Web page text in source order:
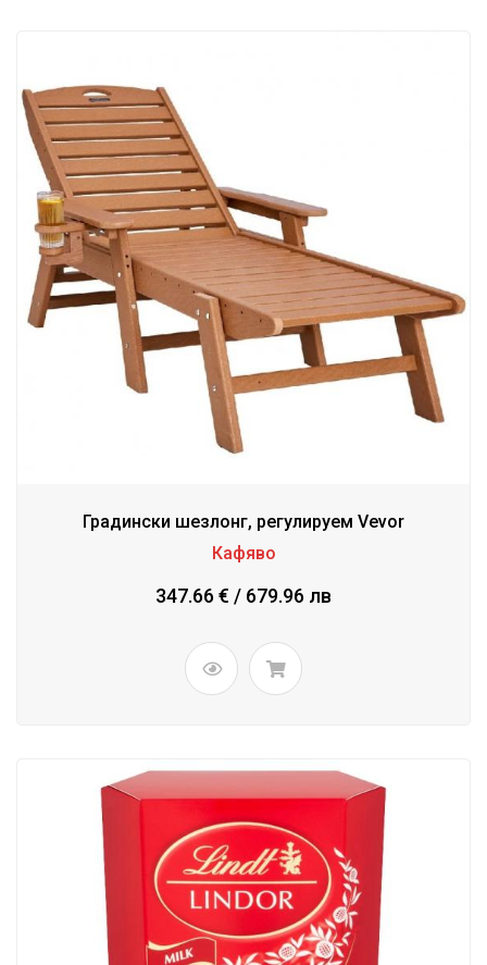
Градински шезлонг, регулируем Vevor
Кафяво
347.66 € / 679.96 лв